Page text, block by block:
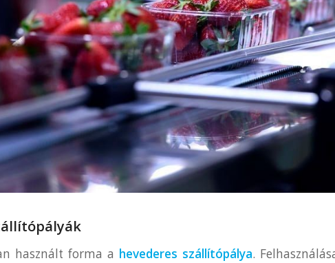
használt forma a hevederes szállítópálya.